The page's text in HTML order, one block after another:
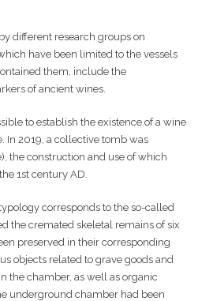
different research groups on
have been limited to the vessels
them, include the
of ancient wines.
to establish the existence of a wine
In 2019, a collective tomb was
the construction and use of which
1st century AD.
corresponds to the so-called
the cremated skeletal remains of six
preserved in their corresponding
objects related to grave goods and
the chamber, as well as organic
underground chamber had been